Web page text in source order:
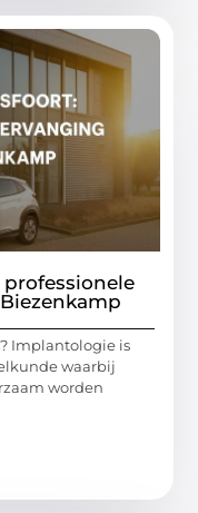
Implantologie is
waarbij
worden